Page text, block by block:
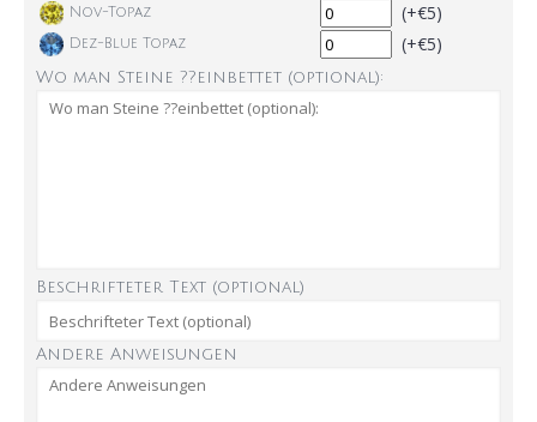
Nov-Topaz (+€5)
Dez-Blue Topaz (+€5)
Wo man Steine ??einbettet (optional):
Beschrifteter Text (optional)
Andere Anweisungen